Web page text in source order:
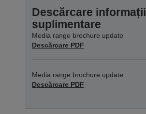
Descărcare informații
suplimentare
Media range brochure update
Descărcare PDF
Media range brochure update
Descărcare PDF